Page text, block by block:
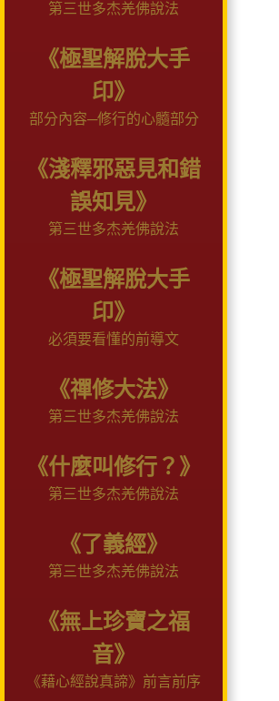
第三世多杰羌佛說法
《極聖解脫大手
印》
部分內容─修行的心髓部分
《淺釋邪惡見和錯
誤知見》
第三世多杰羌佛說法
《極聖解脫大手
印》
必須要看懂的前導文
《禪修大法》
第三世多杰羌佛說法
《什麼叫修行？》
第三世多杰羌佛說法
《了義經》
第三世多杰羌佛說法
《無上珍寶之福
音》
《藉心經說真諦》前言前序